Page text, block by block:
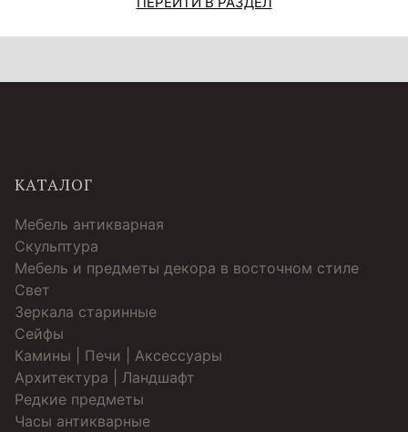
КАТАЛОГ
Мебель антикварная
Скульптура
Мебель и предметы декора в восточном стиле
Свет
Зеркала старинные
Cейфы
Камины | Печи | Аксессуары
Архитектура | Ландшафт
Редкие предметы
Часы антикварные